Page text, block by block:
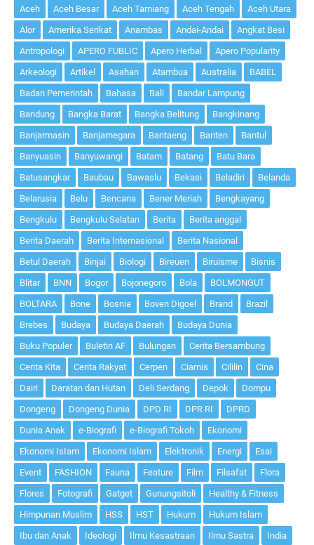
Aceh Aceh Besar Aceh Tamiang Aceh Tengah
Aceh Utara
Alor
Amerika Serikat Anambas Andai-Andai
Angkat Besi
Antropologi
APERO FUBLIC Apero Herbal
Apero Popularity
Arkeologi
Artikel Asahan Atambua Australia
BABEL
Badan Pemerintah
Bahasa Bali
Bandar Lampung
Bandung
Bangka Barat Bangka Belitung
Bangkinang
Banjarmasin
Banjarnegara Bantaeng Banten
Bantul
Banyuasin
Banyuwangi Batam Batang
Batu Bara
Batusangkar
Baubau Bawaslu Bekasi Beladiri
Belanda
Belarusia
Belu Bencana Bener Meriah
Bengkayang
Bengkulu
Bengkulu Selatan Berita
Berita anggal
Berita Daerah
Berita Internasional
Berita Nasional
Betul Daerah
Binjai Biologi Bireuen Biruisme
Bisnis
Blitar
BNN Bogor Bojonegoro Bola
BOLMONGUT
BOLTARA
Bone Bosnia Boven Digoel Brand
Brazil
Brebes
Budaya Budaya Daerah
Budaya Dunia
Buku Populer
Buletin AF Bulungan
Cerita Bersambung
Cerita Kita
Cerita Rakyat Cerpen Ciamis Cililin
Cina
Dairi
Daratan dan Hutan Deli Serdang Depok
Dompu
Dongeng
Dongeng Dunia DPD RI DPR RI
DPRD
Dunia Anak
e-Biografi e-Biografi Tokoh
Ekonomi
Ekonomi IsIam
Ekonomi Islam Elektronik Energi
Esai
Event
FASHION Fauna Feature Film Filsafat
Flora
Flores
Fotografi Gatget Gunungsitoli
Healthy & Fitness
Himpunan Muslim
HSS HST Hukum
Hukum Islam
Ibu dan Anak
Ideologi Ilmu Kesastraan Ilmu Sastra India